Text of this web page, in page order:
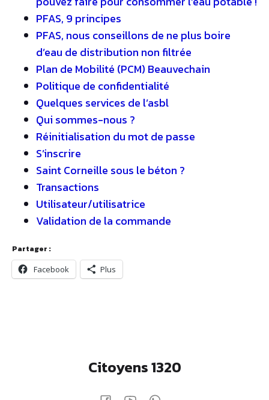
PFAS, 9 principes
PFAS, nous conseillons de ne plus boire
d’eau de distribution non filtrée
Plan de Mobilité (PCM) Beauvechain
Politique de confidentialité
Quelques services de l’asbl
Qui sommes-nous ?
Réinitialisation du mot de passe
S’inscrire
Saint Corneille sous le béton ?
Transactions
Utilisateur/utilisatrice
Validation de la commande
Partager :
Facebook
Plus
Citoyens 1320